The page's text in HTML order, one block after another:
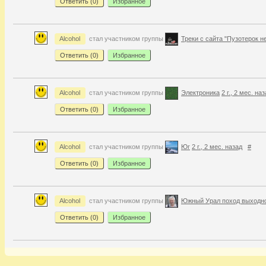
Alcohol стал участником группы Треки с сайта "Пузотерок
Ответить (0) Избранное
Alcohol стал участником группы Электроника 2 г., 2 мес.
Ответить (0) Избранное
Alcohol стал участником группы Юг 2 г., 2 мес. назад #
Ответить (0) Избранное
Alcohol стал участником группы Южный Урал поход
Ответить (0) Избранное